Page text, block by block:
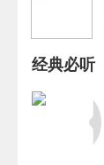
经典必听